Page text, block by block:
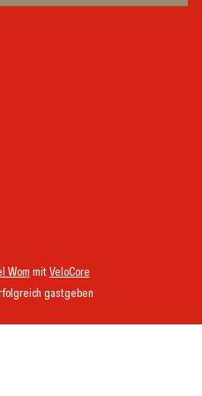
gastgeben
Wom mitVeloCore